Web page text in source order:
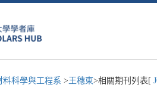
料科學與工程系 > 王穗東>相關期刊列表[